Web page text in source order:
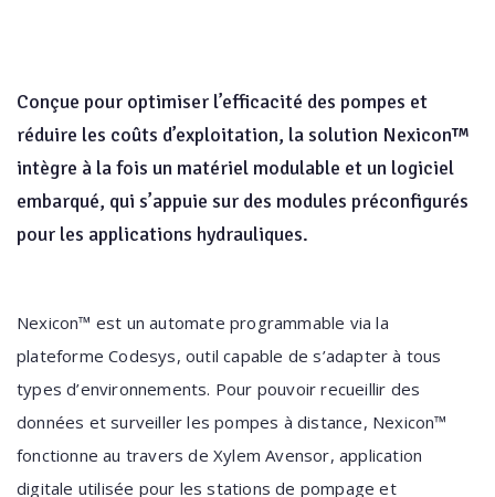
Conçue pour optimiser l’efficacité des pompes et
réduire les coûts d’exploitation, la solution Nexicon™
intègre à la fois un matériel modulable et un logiciel
embarqué, qui s’appuie sur des modules préconfigurés
pour les applications hydrauliques.
Nexicon™ est un automate programmable via la
plateforme Codesys, outil capable de s’adapter à tous
types d’environnements. Pour pouvoir recueillir des
données et surveiller les pompes à distance, Nexicon™
fonctionne au travers de Xylem Avensor, application
digitale utilisée pour les stations de pompage et